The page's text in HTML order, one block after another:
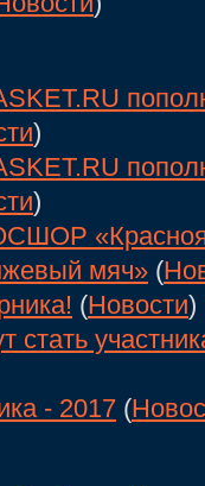
)
)
мяч» (
(Новости)
стать
- 2017 (